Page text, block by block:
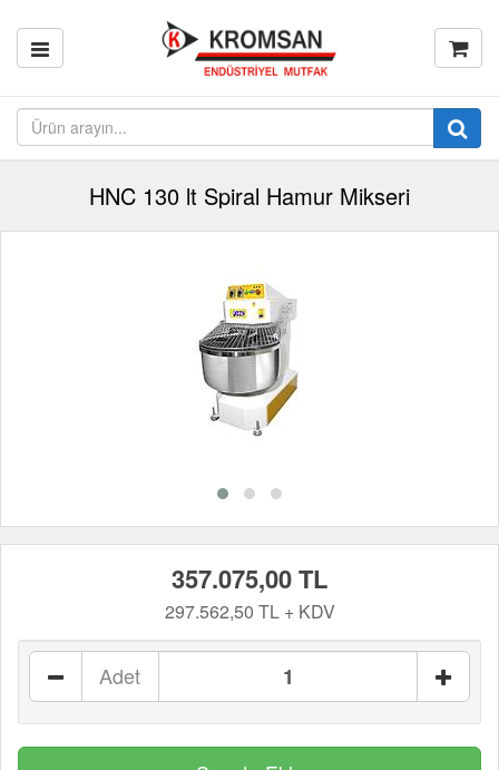
HNC 130 lt Spiral Hamur Mikseri
357.075,00 TL
297.562,50 TL + KDV
Adet